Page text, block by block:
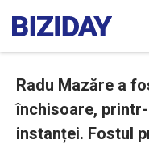
Radu Mazăre a
închisoare,
instanței. Fostul